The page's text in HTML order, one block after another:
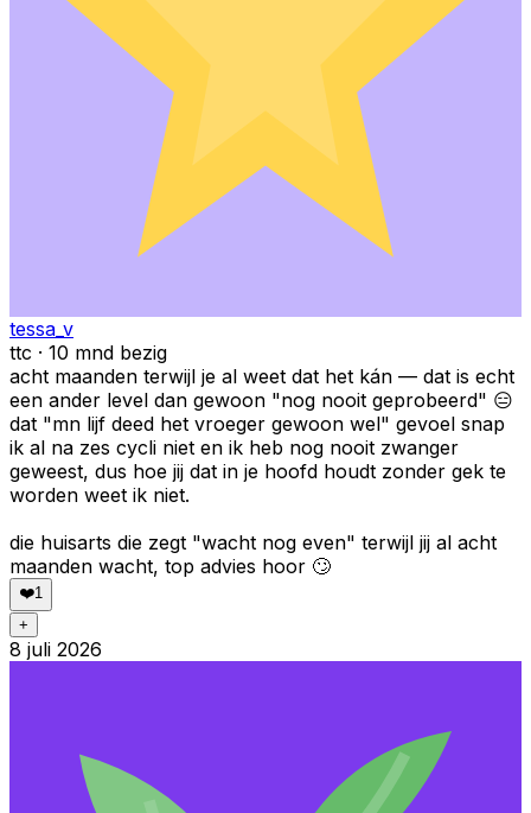
tessa_v
ttc · 10 mnd bezig
acht maanden terwijl je al weet dat het kán — dat is echt
een ander level dan gewoon "nog nooit geprobeerd" 😑
dat "mn lijf deed het vroeger gewoon wel" gevoel snap
ik al na zes cycli niet en ik heb nog nooit zwanger
geweest, dus hoe jij dat in je hoofd houdt zonder gek te
worden weet ik niet.
die huisarts die zegt "wacht nog even" terwijl jij al acht
maanden wacht, top advies hoor 🙄
❤️1
+
8 juli 2026